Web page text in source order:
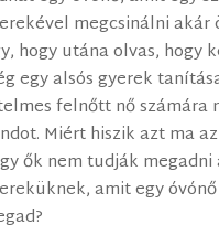
megcsinálni akár
hogy utána olvas, hogy
egy alsós gyerek
felnőtt nő számára
Miért hiszik azt ma
ők nem tudják megadni
amit egy